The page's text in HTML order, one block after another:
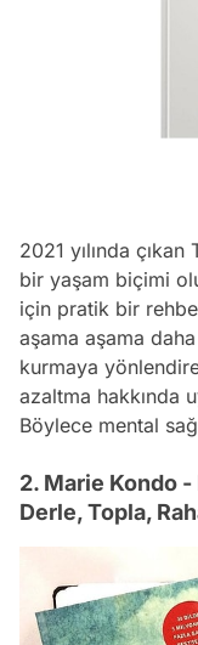
2021 yılında
bir yaşam biçimi
için pratik bir
aşama aşama
kurmaya
azaltma hakkında
Böylece mental
2. Marie Kondo
Derle, Topla,